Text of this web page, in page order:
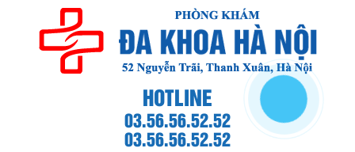
HOTLINE
03.56.56.52.52
03.56.56.52.52